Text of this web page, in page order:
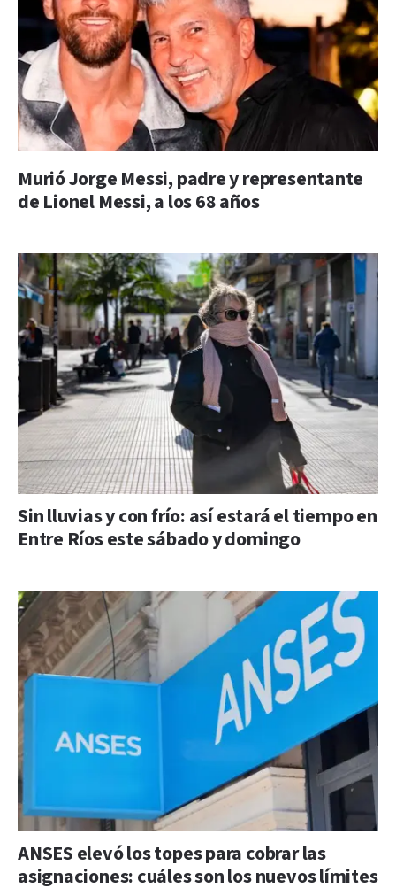
Murió Jorge Messi, padre y representante
de Lionel Messi, a los 68 años
Sin lluvias y con frío: así estará el tiempo en
Entre Ríos este sábado y domingo
ANSES elevó los topes para cobrar las
asignaciones: cuáles son los nuevos límites